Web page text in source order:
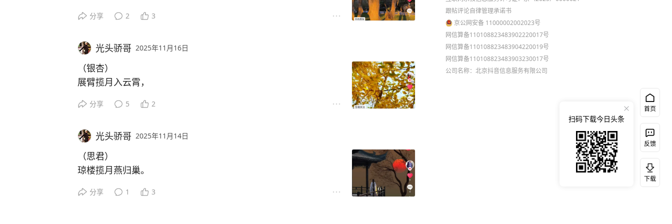
一曲寻幽金满地，
分享 2 3
光头骄哥 2025年11月16日
（银杏）
展臂揽月入云霄，
片片渡劫红尘地，
分享 5 2
光头骄哥 2025年11月14日
（思君）
琼楼揽月燕归巢。
思君不见来时路，
分享 1 3
跟帖评论自律管理承诺书
京公网安备 11000002002023号
网信算备110108823483902220017号
网信算备110108823483904220019号
网信算备110108823483903230017号
公司名称：北京抖音信息服务有限公司
首页
反馈
下载
扫码下载今日头条